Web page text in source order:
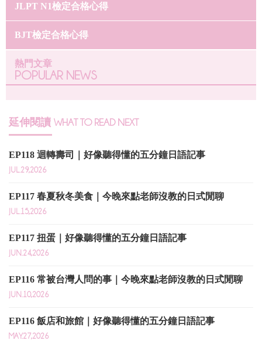
JLPT N1檢定合格心得
BJT檢定合格心得
熱門文章
POPULAR NEWS
延伸閱讀 WHAT TO READ NEXT
EP118 迴轉壽司｜好像聽得懂的五分鐘日語記事
JUL.29,2026
EP117 春夏秋冬美食｜今晚來點老師沒教的日式閒聊
JUL.15,2026
EP117 扭蛋｜好像聽得懂的五分鐘日語記事
JUN.24,2026
EP116 常被台灣人問的事｜今晚來點老師沒教的日式閒聊
JUN.10,2026
EP116 飯店和旅館｜好像聽得懂的五分鐘日語記事
MAY.27,2026